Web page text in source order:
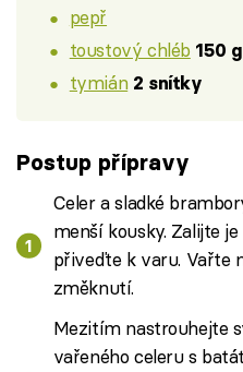
pepř
toustový chléb 150 g
tymián 2 snítky
Postup přípravy
Celer a sladké
menší kousky. Zalijte
přiveďte k varu. Vařte
změknutí.
Mezitím nastrouhejte
vařeného celeru s